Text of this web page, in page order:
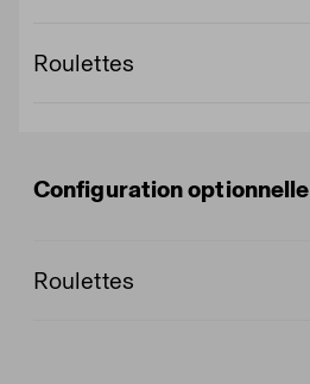
Roulettes
Configuration optionnelle
Roulettes